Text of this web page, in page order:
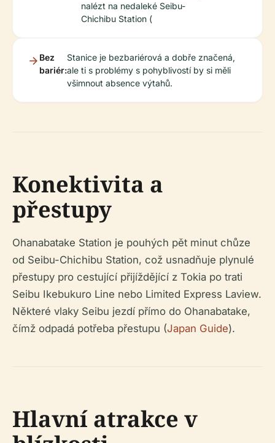
nalézt na nedaleké Seibu-
Chichibu Station (
Bez
bariér:
Stanice je bezbariérová a dobře značená,
ale ti s problémy s pohyblivostí by si měli
všimnout absence výtahů.
Konektivita a
přestupy
Ohanabatake Station je pouhých pět minut chůze
od Seibu-Chichibu Station, což usnadňuje plynulé
přestupy pro cestující přijíždějící z Tokia po trati
Seibu Ikebukuro Line nebo Limited Express Laview.
Některé vlaky Seibu jezdí přímo do Ohanabatake,
čímž odpadá potřeba přestupu (Japan Guide).
Hlavní atrakce v